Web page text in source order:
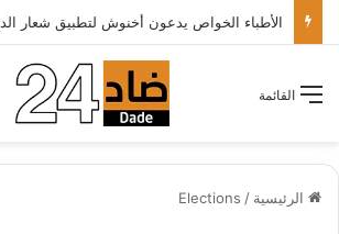
القائمة
الرئيسية /
Elections